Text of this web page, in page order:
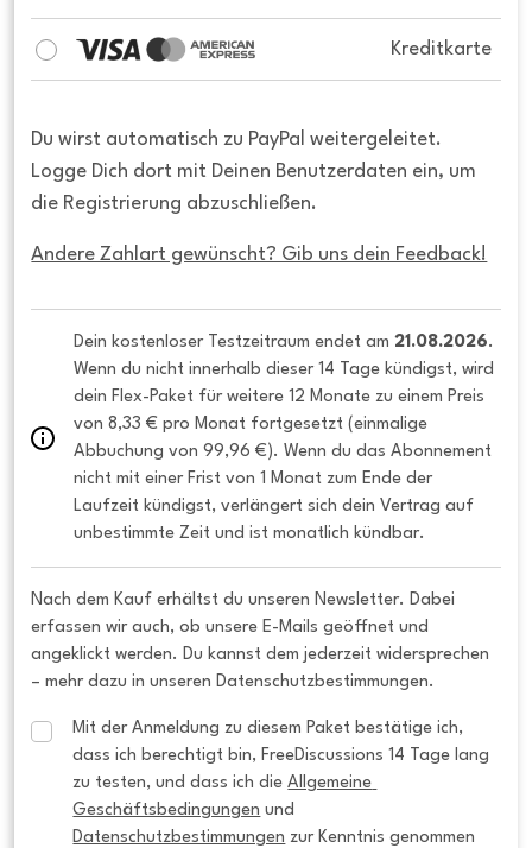
Kreditkarte
Du wirst automatisch zu PayPal weitergeleitet.
Logge Dich dort mit Deinen Benutzerdaten ein, um
die Registrierung abzuschließen.
Andere Zahlart gewünscht? Gib uns dein Feedback!
Dein kostenloser Testzeitraum endet am 21.08.2026.
Wenn du nicht innerhalb dieser 14 Tage kündigst, wird
dein Flex-Paket für weitere 12 Monate zu einem Preis
von 8,33 € pro Monat fortgesetzt (einmalige
Abbuchung von 99,96 €). Wenn du das Abonnement
nicht mit einer Frist von 1 Monat zum Ende der
Laufzeit kündigst, verlängert sich dein Vertrag auf
unbestimmte Zeit und ist monatlich kündbar.
Nach dem Kauf erhältst du unseren Newsletter. Dabei
erfassen wir auch, ob unsere E-Mails geöffnet und
angeklickt werden. Du kannst dem jederzeit widersprechen
– mehr dazu in unseren Datenschutzbestimmungen.
Mit der Anmeldung zu diesem Paket bestätige ich,
dass ich berechtigt bin, FreeDiscussions 14 Tage lang
zu testen, und dass ich die Allgemeine
Geschäftsbedingungen
Datenschutzbestimmungen zur Kenntnis genommen